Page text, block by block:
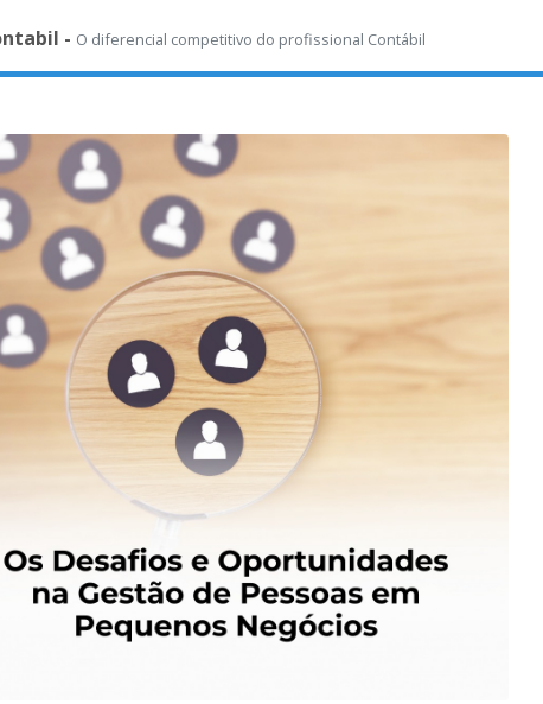
- O diferencial competitivo do profissional Contábil